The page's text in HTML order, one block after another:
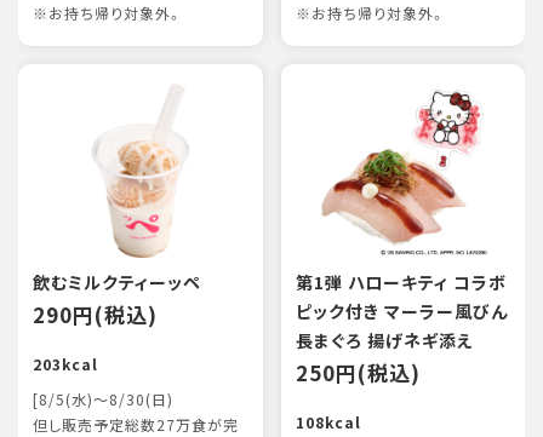
※お持ち帰り対象外。
※お持ち帰り対象外。
飲むミルクティーッペ
290円(税込)
203kcal
[8/5(水)～8/30(日)
但し販売予定総数27万食が完
第1弾 ハローキティ コラボ
ピック付き マーラー風びん
長まぐろ 揚げネギ添え
250円(税込)
108kcal